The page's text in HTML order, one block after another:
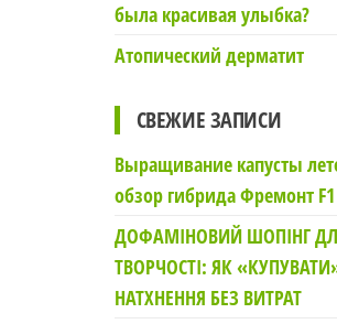
была красивая улыбка?
Атопический дерматит
СВЕЖИЕ ЗАПИСИ
Выращивание капусты
обзор гибрида Фремонт F1
ДОФАМІНОВИЙ ШОПІНГ
ТВОРЧОСТІ: ЯК
НАТХНЕННЯ БЕЗ ВИТРАТ